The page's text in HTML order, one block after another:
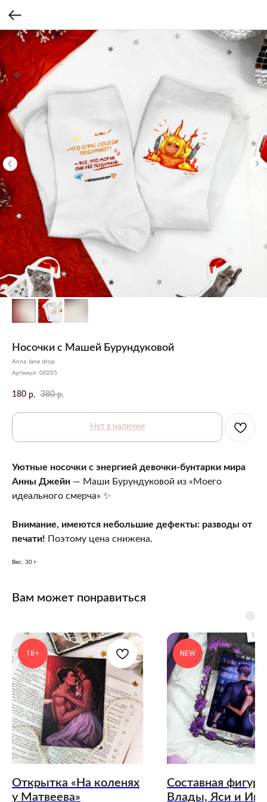
Носочки с Машей Бурундуковой
Anna Jane shop
Артикул: 00255
180 р. 380 р.
Нет в наличии
Уютные носочки с энергией девочки-бунтарки мира
Анны Джейн — Маши Бурундуковой из «Моего
идеального смерча» ✨
Внимание, имеются небольшие дефекты: разводы от
печати! Поэтому цена снижена.
Вес: 30 г
Вам может понравиться
18+
Открытка «На коленях
у Матвеева»
NEW
Составная
Влады, Яси и